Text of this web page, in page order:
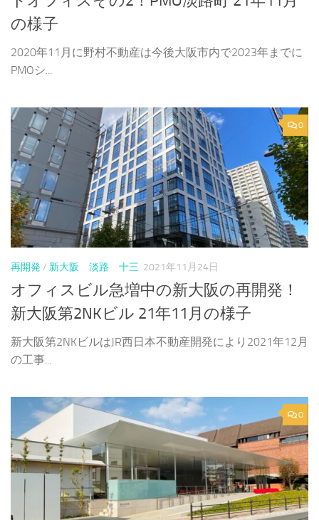
の様子
2020年11月に野村不動産は今後大阪市内で2023年までに
PMOシ...
0
再開発 / 新大阪 淡路 十三 2021年11月24日
オフィスビル急増中の新大阪の再開発！
新大阪第2NKビル 21年11月の様子
新大阪第2NKビルはJR西日本不動産開発により2021年12月
の工事...
0